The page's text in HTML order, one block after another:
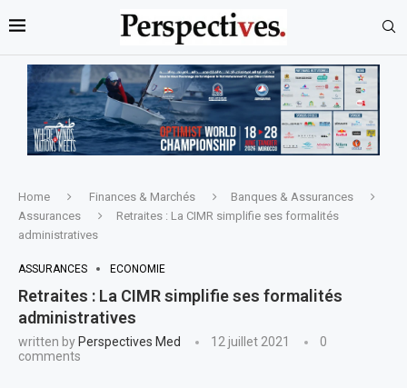
Home Finances & Marchés
Banques & Assurances
Assurances
Retraites : La CIMR simplifie ses formalités
administratives
ASSURANCES ECONOMIE
Retraites : La CIMR simplifie ses formalités
administratives
written by Perspectives Med 12 juillet 2021
0
comments